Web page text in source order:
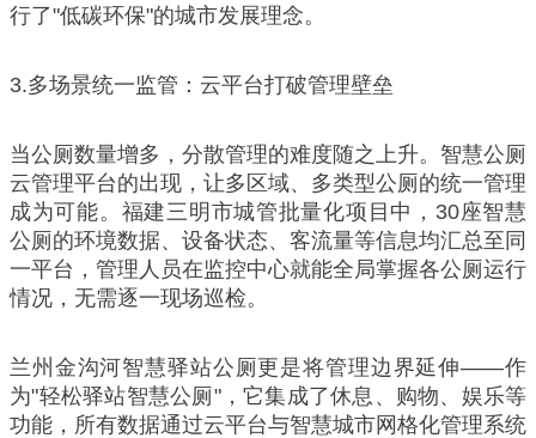
行了"低碳环保"的城市发展理念。
3.多场景统一监管：云平台打破管理壁垒
当公厕数量增多，分散管理的难度随之上升。智慧公厕
云管理平台的出现，让多区域、多类型公厕的统一管理
成为可能。福建三明市城管批量化项目中，30座智慧
公厕的环境数据、设备状态、客流量等信息均汇总至同
一平台，管理人员在监控中心就能全局掌握各公厕运行
情况，无需逐一现场巡检。
兰州金沟河智慧驿站公厕更是将管理边界延伸——作
为"轻松驿站智慧公厕"，它集成了休息、购物、娱乐等
功能，所有数据通过云平台与智慧城市网格化管理系统